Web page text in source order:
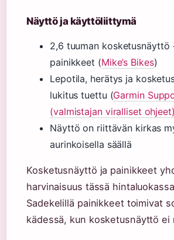
Näyttö ja käyttöliittymä
2,6 tuuman kosketusnäyttö
painikkeet (Mike’s Bikes)
Lepotila, herätys ja
lukitus tuettu (Garmin
(valmistajan viralliset ohjeet)
Näyttö on riittävän kirkas
aurinkoisella säällä
Kosketusnäyttö ja painikkeet
harvinaisuus tässä
Sadekelillä painikkeet toimivat
kädessä, kun kosketusnäyttö ei